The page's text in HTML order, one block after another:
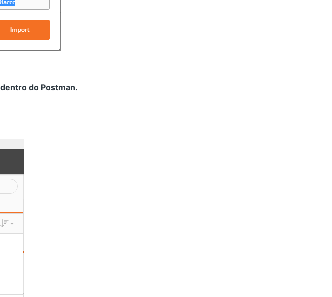
do Postman.